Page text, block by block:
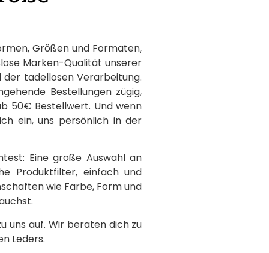
Größen und Formaten,
Marken-Qualität unserer
tadellosen Verarbeitung.
Bestellungen zügig,
50€ Bestellwert. Und wenn
ein, uns persönlich in der
Eine große Auswahl an
Produktfilter, einfach und
wie Farbe, Form und
uns auf. Wir beraten dich zu
Leders.